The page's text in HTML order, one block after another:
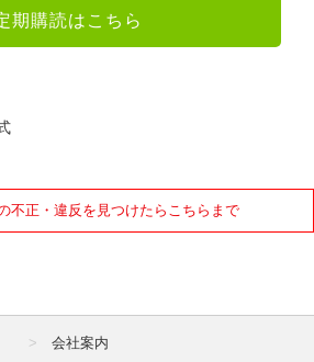
期購読はこちら
不正・違反を見つけたらこちらまで
会社案内